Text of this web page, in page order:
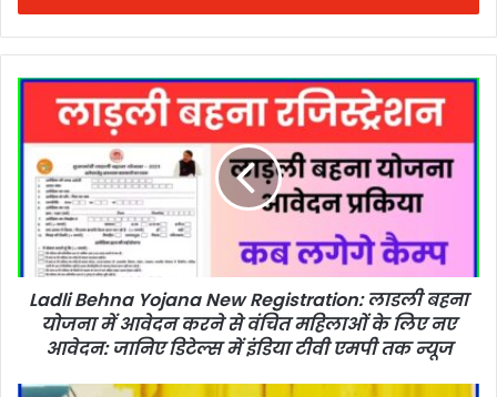
Ladli Behna Yojana New Registration: लाडली बहना
योजना में आवेदन करने से वंचित महिलाओं के लिए नए
आवेदन: जानिए डिटेल्स में इंडिया टीवी एमपी तक न्यूज